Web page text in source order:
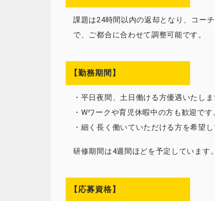
課題は24時間以内の返却となり、コー
で、ご都合に合わせて調整可能です。
【勤務期間】
・平日夜間、土日働ける方優遇いたしま
・Wワークや育児休暇中の方も歓迎です
・細く長く働いていただける方を希望し
研修期間は4週間ほどを予定しています。
【応募資格】